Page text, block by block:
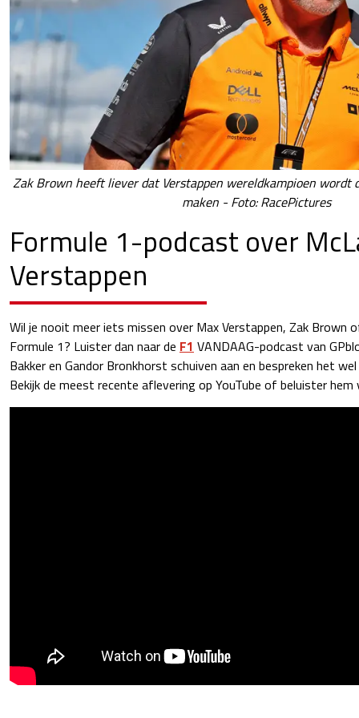
Zak Brown heeft liever dat Verstappen wereldkampioen wordt
maken - Foto: RacePictures
Formule 1-podcast over
Verstappen
Wil je nooit meer iets missen over Max Verstappen, Zak Brown
Formule 1? Luister dan naar de F1 VANDAAG-podcast van
Bakker en Gandor Bronkhorst schuiven aan en bespreken het
Bekijk de meest recente aflevering op YouTube of beluister